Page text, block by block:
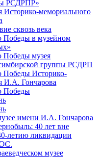
РСДРПР»
мемориального
сквозь века
в музейном
музея
группы РСДРП
Историко-
И.А. Гончарова
Победы
имени И.А. Гончарова
40 лет вне
летию ликвидации
музее